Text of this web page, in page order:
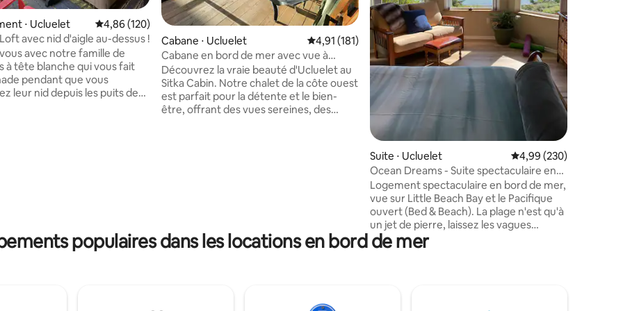
la base de 142 commentaires : 4,9 sur 5
⋅ Ucluelet Évaluation moyenne sur la base de 120 commentaires : 4,86 sur 5
4,86 (120)
avec nid d'aigle au-dessus !
avec notre famille de
à tête blanche qui vous fait
pendant que vous
leur nid depuis les puits de
et des aigles planant dans le
bienvenus ! ★
Cabane ⋅ Ucluelet Évaluation moyenne sur la base de 181 commentaires : 4,91 sur 5
4,91 (181)
Cabane en bord de mer avec vue à
couper le souffle ! Sitka
Découvrez la vraie beauté d'Ucluelet au
Sitka Cabin. Notre chalet de la côte ouest
est parfait pour la détente et le bien-
être, offrant des vues sereines, des
ville, avec des restaurants, des cafés et
Suite ⋅ Ucluelet Évaluation moyenne
4,99 (230)
Ocean Dreams - Suite spectaculaire en
bord de mer
Logement spectaculaire en bord de mer,
vue sur Little Beach Bay et le Pacifique
ouvert (Bed & Beach). La plage n'est qu'à
un jet de pierre, laissez les vagues
clapotter sur le rivage vous apaisant.
Ocean Dreams a été mis à jour en une
populaires dans les locations en bord de mer